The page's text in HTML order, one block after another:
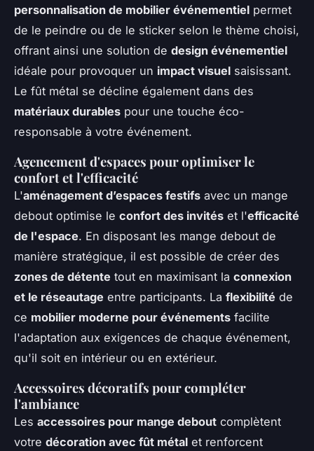
personnalisation de mobilier événementiel permet
de le peindre ou de le sticker selon le thème choisi,
offrant ainsi une solution de design événementiel
idéale pour provoquer un impact visuel saisissant.
Le fût métal se décline également dans des
matériaux durables pour une touche éco-
responsable à votre événement.
Agencement d'espaces pour optimiser le
confort et l'efficacité
L'aménagement d’espaces festifs avec un mange
debout optimise le confort des invités et l'efficacité
de l'espace. En disposant les mange debout de
manière stratégique, il est possible de créer des
zones de détente tout en maximisant la connexion
et le réseautage entre participants. La flexibilité de
ce mobilier moderne pour événements facilite
l'adaptation aux exigences de chaque événement,
qu'il soit en intérieur ou en extérieur.
Accessoires décoratifs pour compléter
l'ambiance
Les accessoires pour mange debout complètent
votre décoration avec fût métal et renforcent